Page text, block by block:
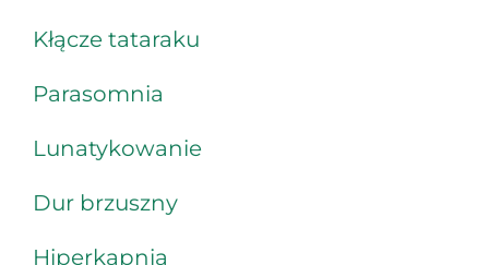
Kłącze tataraku
Parasomnia
Lunatykowanie
Dur brzuszny
Hiperkapnia